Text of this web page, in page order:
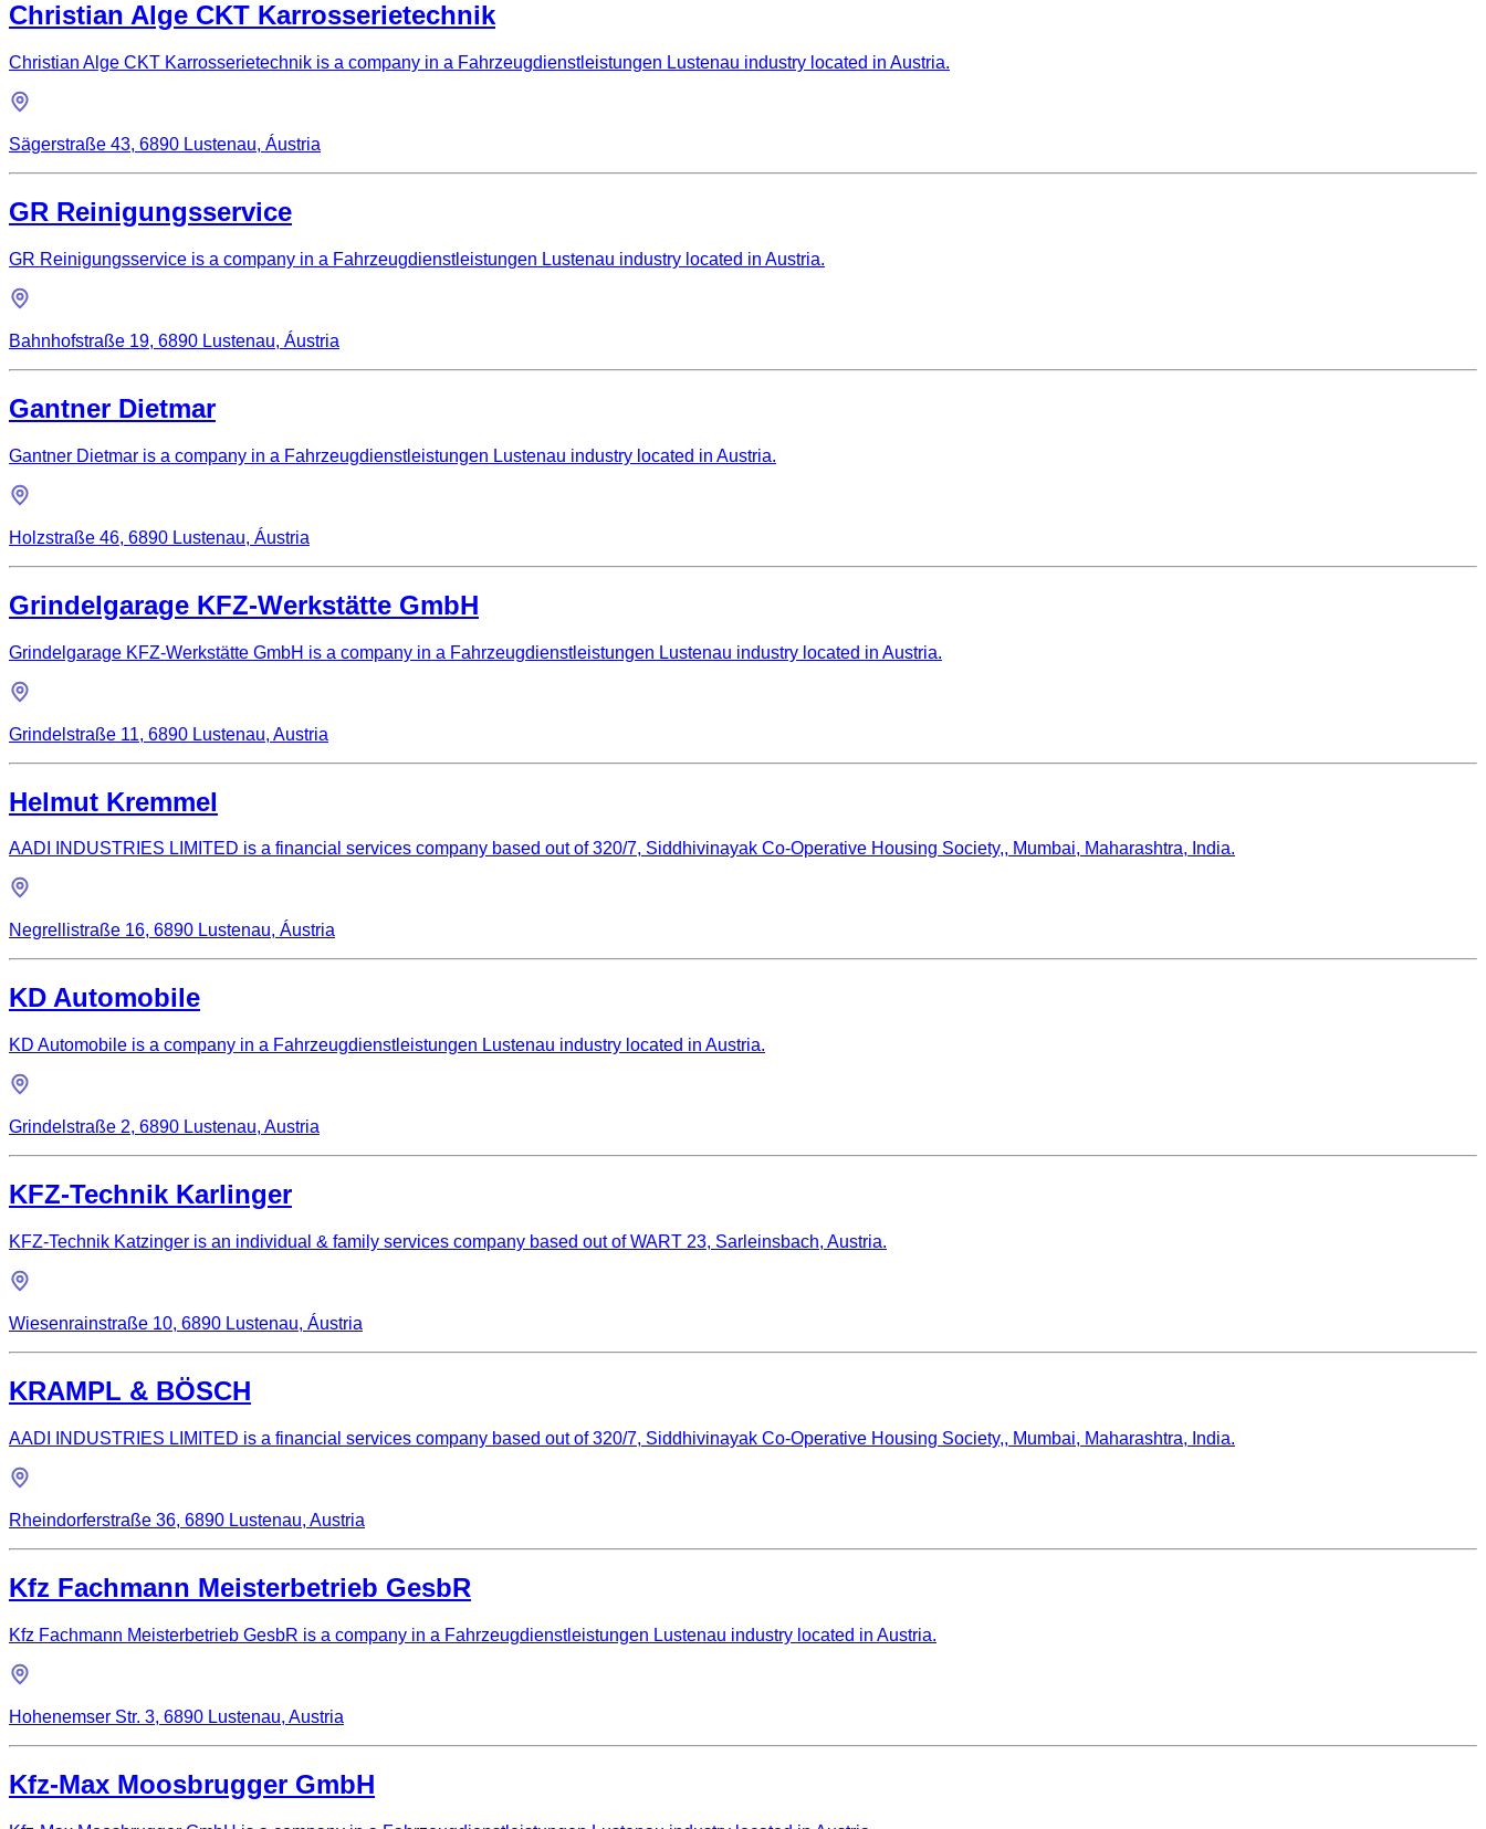
Christian Alge CKT Karrosserietechnik
Christian Alge CKT Karrosserietechnik is a company in a Fahrzeugdienstleistungen Lustenau industry located in Austria.
Sägerstraße 43, 6890 Lustenau, Áustria
GR Reinigungsservice
GR Reinigungsservice is a company in a Fahrzeugdienstleistungen Lustenau industry located in Austria.
Bahnhofstraße 19, 6890 Lustenau, Áustria
Gantner Dietmar
Gantner Dietmar is a company in a Fahrzeugdienstleistungen Lustenau industry located in Austria.
Holzstraße 46, 6890 Lustenau, Áustria
Grindelgarage KFZ-Werkstätte GmbH
Grindelgarage KFZ-Werkstätte GmbH is a company in a Fahrzeugdienstleistungen Lustenau industry located in Austria.
Grindelstraße 11, 6890 Lustenau, Austria
Helmut Kremmel
AADI INDUSTRIES LIMITED is a financial services company based out of 320/7, Siddhivinayak Co-Operative Housing Society,, Mumbai, Maharashtra, India.
Negrellistraße 16, 6890 Lustenau, Áustria
KD Automobile
KD Automobile is a company in a Fahrzeugdienstleistungen Lustenau industry located in Austria.
Grindelstraße 2, 6890 Lustenau, Austria
KFZ-Technik Karlinger
KFZ-Technik Katzinger is an individual & family services company based out of WART 23, Sarleinsbach, Austria.
Wiesenrainstraße 10, 6890 Lustenau, Áustria
KRAMPL & BÖSCH
AADI INDUSTRIES LIMITED is a financial services company based out of 320/7, Siddhivinayak Co-Operative Housing Society,, Mumbai, Maharashtra, India.
Rheindorferstraße 36, 6890 Lustenau, Austria
Kfz Fachmann Meisterbetrieb GesbR
Kfz Fachmann Meisterbetrieb GesbR is a company in a Fahrzeugdienstleistungen Lustenau industry located in Austria.
Hohenemser Str. 3, 6890 Lustenau, Austria
Kfz-Max Moosbrugger GmbH